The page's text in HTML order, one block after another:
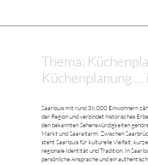
Thema:
Küchenplanung ...
Saarlouis mit rund 38.000 Einwohnern
der Region und verbindet historisches
den bekannten Sehenswürdigkeiten
Markt und Saaraltarm. Zwischen
steht Saarlouis für kulturelle Vielfalt,
regionale Identität und Tradition. In
persönliche Ansprache und ein